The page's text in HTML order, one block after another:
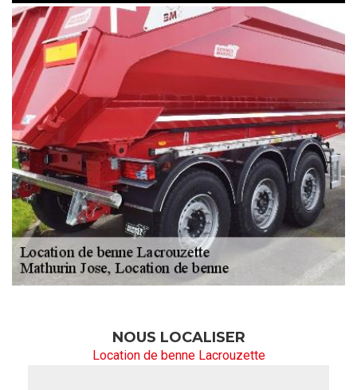
NOUS LOCALISER
Location de benne Lacrouzette